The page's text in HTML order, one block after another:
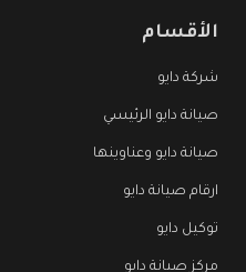
الأقسام
شركة دايو
صيانة دايو الرئيسي
صيانة دايو وعناوينها
ارقام صيانة دايو
توكيل دايو
مركز صيانة دايو